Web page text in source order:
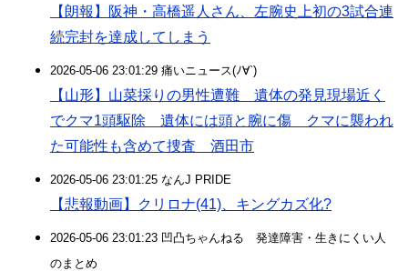
【朗報】阪神・高橋遥人さん、左腕史上初の3試合連
続完封を達成してしまう
2026-05-06 23:01:29 痛いニュース(ﾉ∀`)
【山形】山菜採りの男性遭難 遺体の発見現場近く
でクマ1頭駆除 遺体には頭と腕に傷 クマに襲われ
た可能性も含めて捜査 酒田市
2026-05-06 23:01:25 なんJ PRIDE
【悲報動画】クリロナ(41)、キングカズ化?
2026-05-06 23:01:23 凹凸ちゃんねる 発達障害・生きにくい人
のまとめ